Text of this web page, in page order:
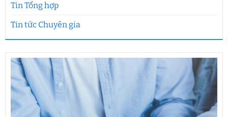
Tin Tổng hợp
Tin tức Chuyên gia